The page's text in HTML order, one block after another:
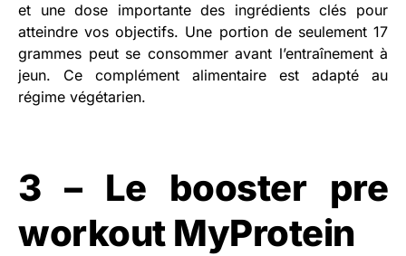
et une dose importante des ingrédients clés pour
atteindre vos objectifs. Une portion de seulement 17
grammes peut se consommer avant l’entraînement à
jeun. Ce complément alimentaire est adapté au
régime végétarien.
3 – Le booster pre
workout MyProtein